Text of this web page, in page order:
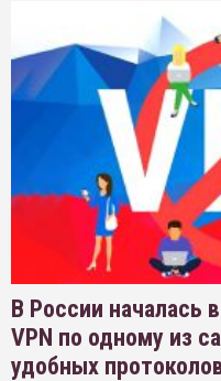
В России началась
VPN по одному из
удобных